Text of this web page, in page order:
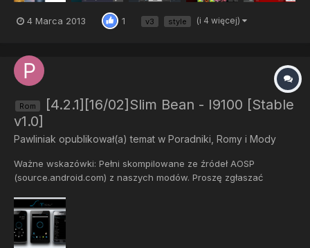
4 Marca 2013 1 v3 style (i 4 więcej)
Rom
[4.2.1][16/02]Slim Bean - I9100 [Stable
v1.0]
Pawliniak opublikował(a) temat w Poradniki, Romy i Mody
Ważne wskazówki: Pełni skompilowane ze źródeł AOSP
(source.android.com) z naszych modów. Proszę zgłaszać
http://www.slimroms.net/index.php/downloads/all/viewcategory/
24-addons Wymagania: Root CWM Instalacja: Flash na własne
ryzyko. Nie j...